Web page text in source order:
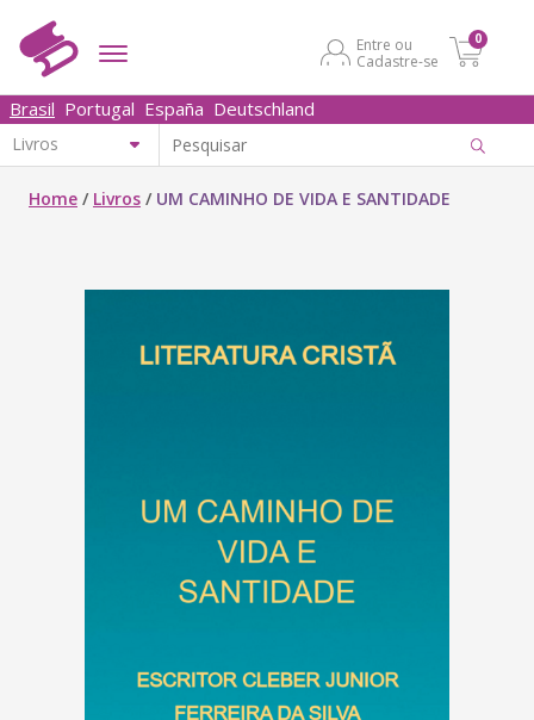
Entre ou
Cadastre-se
0
Brasil Portugal España Deutschland
Home / Livros / UM CAMINHO DE VIDA E SANTIDADE